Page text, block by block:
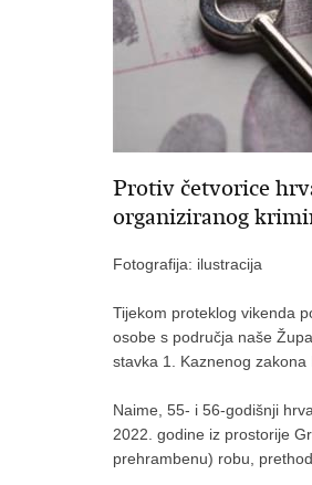
Protiv četvorice
organiziranog
Fotografija: ilustracija
Tijekom proteklog vikenda
osobe s područja naše
stavka 1. Kaznenog zakona
Naime, 55- i 56-godišnji
2022. godine iz prostorije
prehrambenu) robu,